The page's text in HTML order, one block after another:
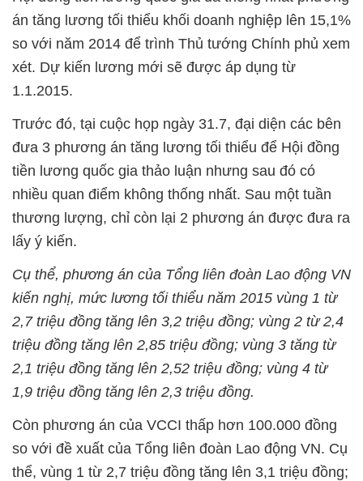
án tăng lương tối thiểu khối doanh nghiệp lên 15,1%
so với năm 2014 để trình Thủ tướng Chính phủ xem
xét. Dự kiến lương mới sẽ được áp dụng từ
1.1.2015.
Trước đó, tại cuộc họp ngày 31.7, đại diện các bên
đưa 3 phương án tăng lương tối thiểu để Hội đồng
tiền lương quốc gia thảo luận nhưng sau đó có
nhiều quan điểm không thống nhất. Sau một tuần
thương lượng, chỉ còn lại 2 phương án được đưa ra
lấy ý kiến.
Cụ thể, phương án của Tổng liên đoàn Lao động VN
kiến nghị, mức lương tối thiểu năm 2015 vùng 1 từ
2,7 triệu đồng tăng lên 3,2 triệu đồng; vùng 2 từ 2,4
triệu đồng tăng lên 2,85 triệu đồng; vùng 3 tăng từ
2,1 triệu đồng tăng lên 2,52 triệu đồng; vùng 4 từ
1,9 triệu đồng tăng lên 2,3 triệu đồng.
Còn phương án của VCCI thấp hơn 100.000 đồng
so với đề xuất của Tổng liên đoàn Lao động VN. Cụ
thể, vùng 1 từ 2,7 triệu đồng tăng lên 3,1 triệu đồng;